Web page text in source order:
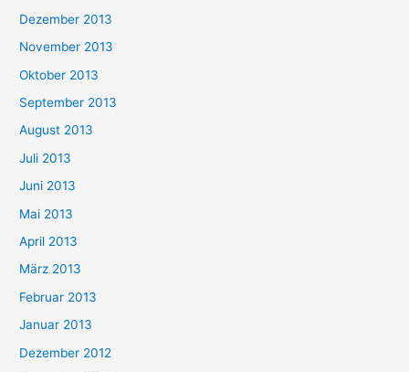
Dezember 2013
November 2013
Oktober 2013
September 2013
August 2013
Juli 2013
Juni 2013
Mai 2013
April 2013
März 2013
Februar 2013
Januar 2013
Dezember 2012